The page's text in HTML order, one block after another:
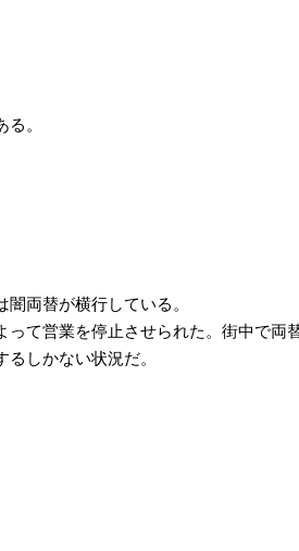
。
両替が横行している。
て営業を停止させられた。街中で両
しかない状況だ。